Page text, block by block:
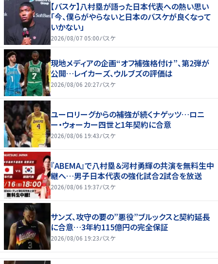
【バスケ】八村塁が語った日本代表への熱い思い
「今、僕らがやらないと日本のバスケが良くなって
いかない」
2026/08/07 05:00バスケ
現地メディアの企画“オフ補強格付け”、第2弾が
公開…レイカーズ、ウルブズの評価は
2026/08/06 20:27バスケ
ユーロリーグからの補強が続くナゲッツ…ロニ
ー・ウォーカー四世と1年契約に合意
2026/08/06 19:43バスケ
『ABEMA』で八村塁＆河村勇輝の共演を無料生中
継へ…男子日本代表の強化試合2試合を放送
2026/08/06 19:37バスケ
サンズ、攻守の要の”悪役”ブルックスと契約延長
に合意…3年約115億円の完全保証
2026/08/06 19:23バスケ